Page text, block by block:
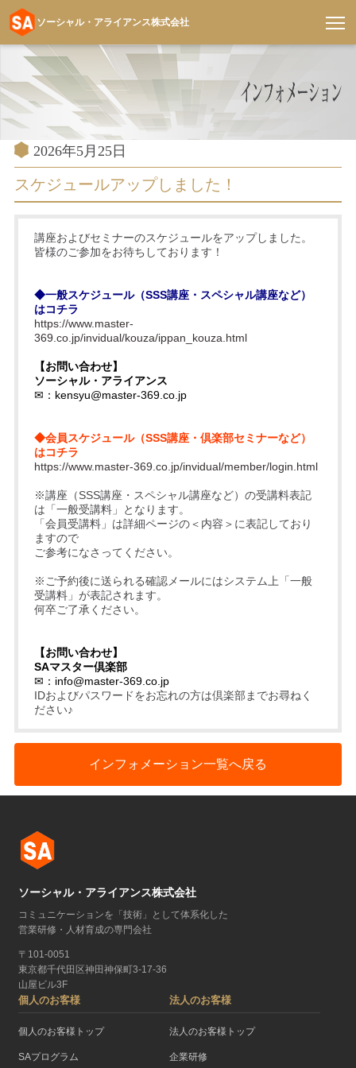
テ
ン
ソーシャル・アライアンス株式会社
投
稿
2026年5月25日
スケジュールアップしました！
講座およびセミナーのスケジュールをアップしました。
皆様のご参加をお待ちしております！
◆一般スケジュール（SSS講座・スペシャル講座など）
はコチラ
https://www.master-
369.co.jp/invidual/kouza/ippan_kouza.html
【お問い合わせ】
ソーシャル・アライアンス
✉： kensyu@master-369.co.jp
◆会員スケジュール（SSS講座・倶楽部セミナーなど）
はコチラ
https://www.master-369.co.jp/invidual/member/login.html
※講座（SSS講座・スペシャル講座など）の受講料表記
は「一般受講料」となります。
「会員受講料」は詳細ページの＜内容＞に表記しており
ますので
ご参考になさってください。
※ご予約後に送られる確認メールにはシステム上「一般
受講料」が表記されます。
何卒ご了承ください。
【お問い合わせ】
SAマスター倶楽部
✉： info@master-369.co.jp
IDおよびパスワードをお忘れの方は倶楽部までお尋ねく
ださい♪
インフォメーション一覧へ戻る
ソーシャル・アライアンス株式会社
コミュニケーションを「技術」として体系化した
営業研修・人材育成の専門会社
〒101-0051
東京都千代田区神田神保町3-17-36
山屋ビル3F
個人のお客様
個人のお客様トップ
SAプログラム
法人のお客様
法人のお客様トップ
企業研修